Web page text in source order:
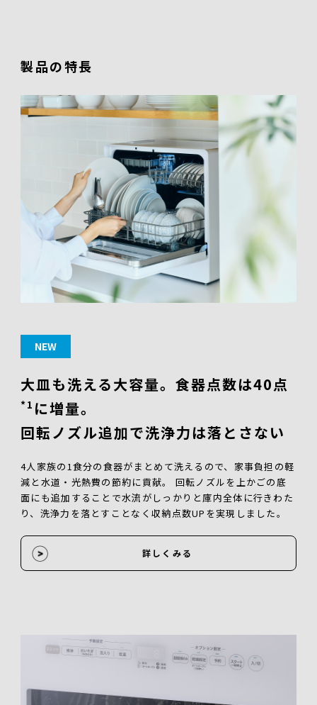
製品の特長
NEW
大皿も洗える大容量。食器点数は40点
*1 に増量。
回転ノズル追加で洗浄力は落とさない
4人家族の1食分の食器がまとめて洗えるので、家事負担の軽
減と水道・光熱費の節約に貢献。 回転ノズルを上かごの底
面にも追加することで水流がしっかりと庫内全体に行きわた
り、洗浄力を落とすことなく収納点数UPを実現しました。
詳しくみる